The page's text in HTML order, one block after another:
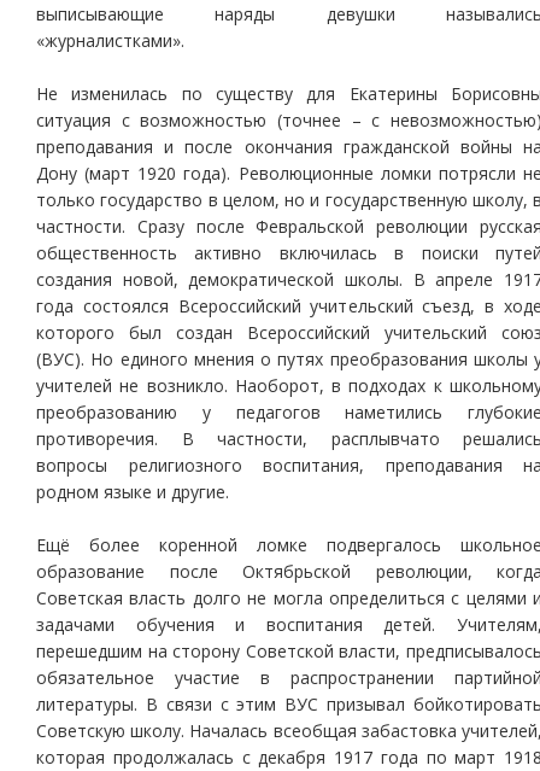
выписывающие наряды девушки
«журналистками».
Не изменилась по существу для Екатерины
ситуация с возможностью (точнее – с
преподавания и после окончания гражданской войны
Дону (март 1920 года). Революционные ломки потрясли
только государство в целом, но и государственную школу,
частности. Сразу после Февральской революции
общественность активно включилась в поиски
создания новой, демократической школы. В апреле
года состоялся Всероссийский учительский съезд, в
которого был создан Всероссийский учительский
(ВУС). Но единого мнения о путях преобразования школы
учителей не возникло. Наоборот, в подходах к
преобразованию у педагогов наметились
противоречия. В частности, расплывчато
вопросы религиозного воспитания, преподавания
родном языке и другие.
Ещё более коренной ломке подвергалось
образование после Октябрьской революции,
Советская власть долго не могла определиться с целями
задачами обучения и воспитания детей.
перешедшим на сторону Советской власти,
обязательное участие в распространении
литературы. В связи с этим ВУС призывал
Советскую школу. Началась всеобщая забастовка
которая продолжалась с декабря 1917 года по март